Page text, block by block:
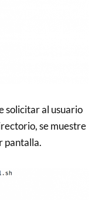
solicitar al usuario
se muestre
pantalla.